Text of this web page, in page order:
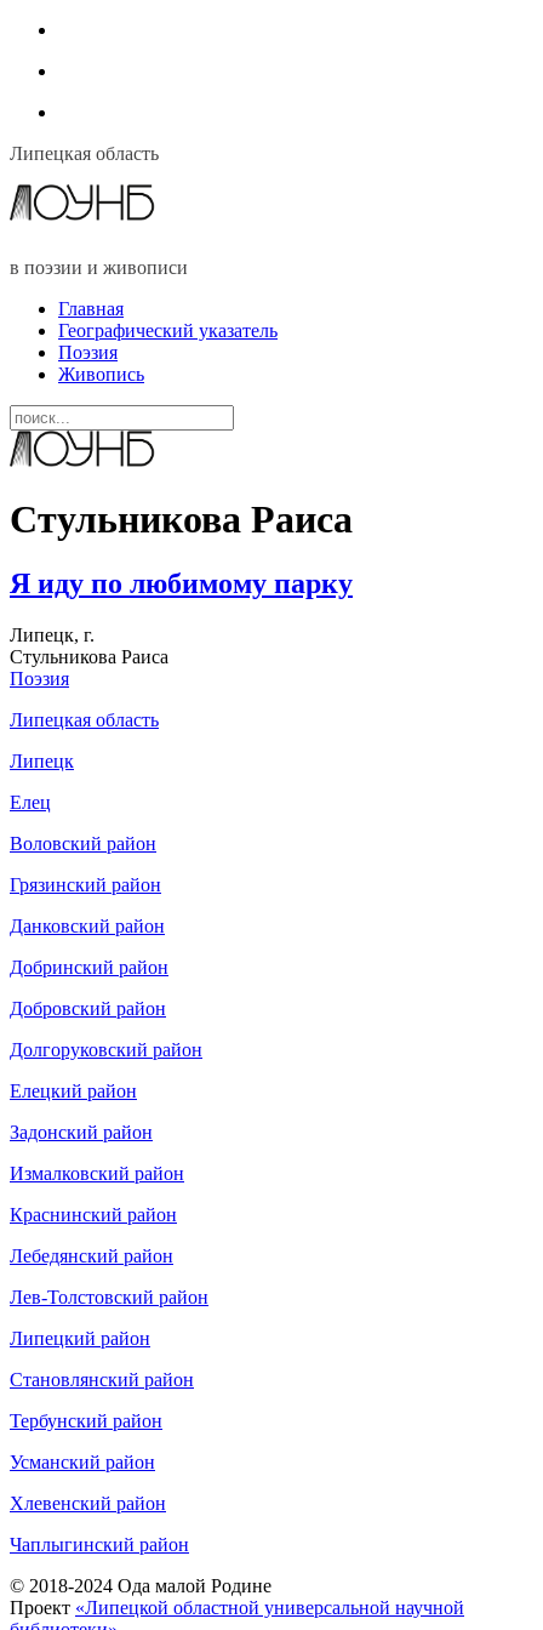
Липецкая область
в поэзии и живописи
Главная
Географический указатель
Поэзия
Живопись
Стульникова Раиса
Я иду по любимому парку
Липецк, г.
Стульникова Раиса
Поэзия
Липецкая область
Липецк
Елец
Воловский район
Грязинский район
Данковский район
Добринский район
Добровский район
Долгоруковский район
Елецкий район
Задонский район
Измалковский район
Краснинский район
Лебедянский район
Лев-Толстовский район
Липецкий район
Становлянский район
Тербунский район
Усманский район
Хлевенский район
Чаплыгинский район
© 2018-2024 Ода малой Родине
Проект «Липецкой областной универсальной научной